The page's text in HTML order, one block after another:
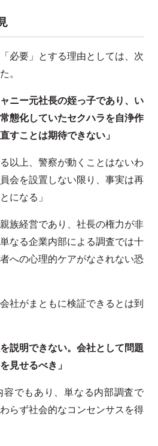
必要」とする理由としては、次
。
ニー元社長の姪っ子であり、い
態化していたセクハラを自浄作
すことは期待できない」
以上、警察が動くことはないわ
会を設置しない限り、事実は再
になる」
族経営であり、社長の権力が非
なる企業内部による調査では十
への心理的ケアがなされない恐
社がまともに検証できるとは到
説明できない。会社として問題
見せるべき」
容でもあり、単なる内部調査で
らず社会的なコンセンサスを得